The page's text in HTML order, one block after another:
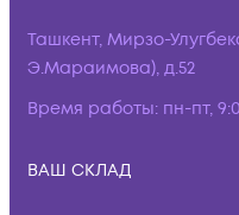
Ташкент, Мирзо-
Э.Мараимова), д.52
Время работы: пн-пт,
ВАШ СКЛАД